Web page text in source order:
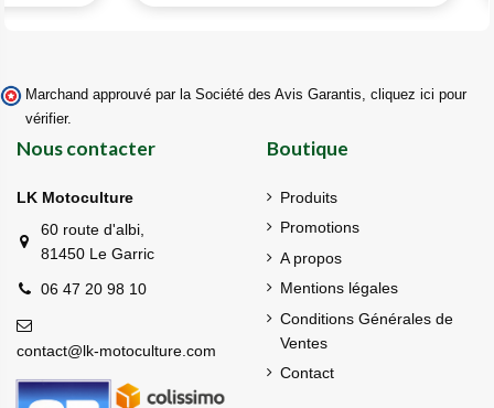
Marchand approuvé par la Société des Avis Garantis, cliquez ici pour
vérifier.
Nous contacter
LK Motoculture
60 route d'albi,
81450 Le Garric
06 47 20 98 10
contact@lk-motoculture.com
Boutique
Produits
Promotions
A propos
Mentions légales
Conditions Générales de
Ventes
Contact